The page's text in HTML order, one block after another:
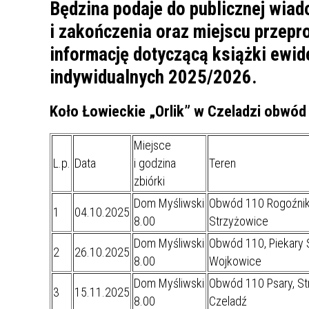
KARTA DUŻEJ RODZINY
AKTYWIZACJA SPOŁECZNO–
ZAWODOWA OSÓB
NIEPEŁNOSPRAWNYCH
PLAN
PODATKI LOKALNE –
PODSTAWOWE INFORMACJE,
STAWKI I FORMULARZE
INFORMACJE ZUS
INFORMACJE KRUS
AWANS ZAWODOWY NAUCZYCIELI
STYPENDIUM MIASTA BĘDZINA
I ST.
DOTACJE DLA NIEPUBLICZNYCH
SZKÓŁ I PRZEDSZKOLI W
POMOC ZDROWOTNA DLA
NAUCZYCIELI
Będzina podaje do publicznej
i zakończenia oraz miejscu
informację dotyczącą książki
indywidualnych 2025/2026.
Koło Łowieckie „Orlik” w Czeladzi
L.p. Data
Miejsce
i godzina
zbiórki
Teren
1 04.10.2025
Dom Myśliwski
8.00
Obwód 110
Strzyżowice
2 26.10.2025
Dom Myśliwski
8.00
Obwód 110, Piekary
Wojkowice
3 15.11.2025
Dom Myśliwski
8.00
Obwód 110 Psary,
Czeladź